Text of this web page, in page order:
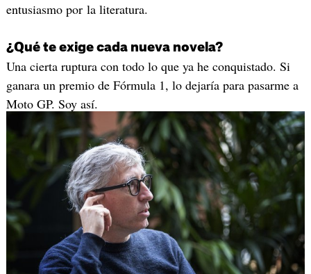
entusiasmo por la literatura.
¿Qué te exige cada nueva novela?
Una cierta ruptura con todo lo que ya he conquistado. Si
ganara un premio de Fórmula 1, lo dejaría para pasarme a
Moto GP. Soy así.